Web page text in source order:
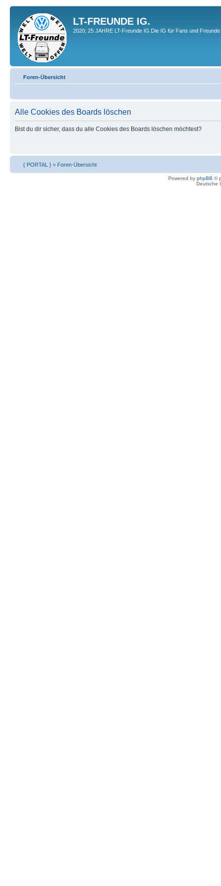
LT-FREUNDE IG.
2020; 25 JAHRE LT-Freunde IG.Die IG für Fans und
Foren-Übersicht
Alle Cookies des Boards löschen
Bist du dir sicher, dass du alle Cookies des Boards löschen möchtest?
{ PORTAL } » Foren-Übersicht
Powered by phpBB ©
Deutsche